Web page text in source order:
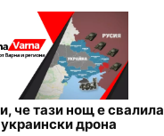
че тази нощ е свалила
дрона